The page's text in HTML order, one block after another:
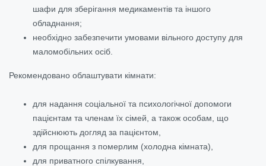
шафи для зберігання медикаментів та іншого
обладнання;
необхідно забезпечити умовами вільного доступу для
маломобільних осіб.
Рекомендовано облаштувати кімнати:
для надання соціальної та психологічної допомоги
пацієнтам та членам їх сімей, а також особам, що
здійснюють догляд за пацієнтом,
для прощання з померлим (холодна кімната),
для приватного спілкування,